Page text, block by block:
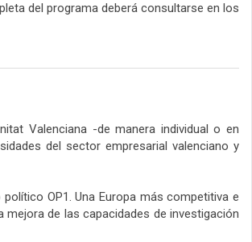
del programa deberá consultarse en los
Valenciana -de manera individual o en
del sector empresarial valenciano y
OP1. Una Europa más competitiva e
de las capacidades de investigación